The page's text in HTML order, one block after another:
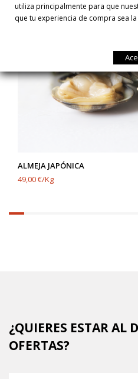
ALMEJA JAPÓNICA
49,00 €/Kg
6.25%
¿QUIERES ESTAR AL
OFERTAS?
utiliza principalmente para que
que tu experiencia de compra sea